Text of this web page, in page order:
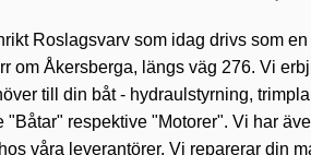
Roslagsvarv som idag drivs som
om Åkersberga, längs väg 276. Vi
till din båt - hydraulstyrning,
"Båtar" respektive "Motorer". Vi har
våra leverantörer. Vi reparerar din